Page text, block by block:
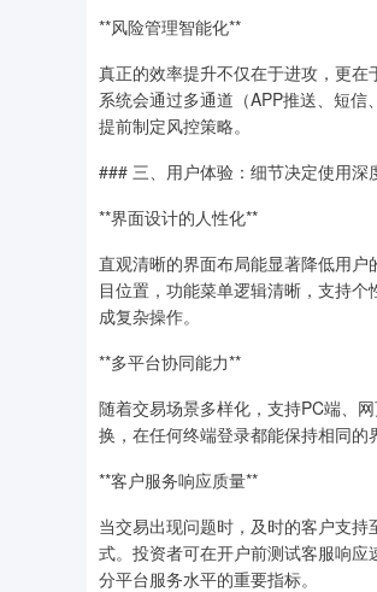
**风险管理智能化**
真正的效率提升不仅在于进攻，更在
系统会通过多通道（APP推送、短
提前制定风控策略。
### 三、用户体验：细节决定使用深
**界面设计的人性化**
直观清晰的界面布局能显著降低用
目位置，功能菜单逻辑清晰，支持
成复杂操作。
**多平台协同能力**
随着交易场景多样化，支持PC端、
换，在任何终端登录都能保持相同的
**客户服务响应质量**
当交易出现问题时，及时的客户支
式。投资者可在开户前测试客服响
分平台服务水平的重要指标。